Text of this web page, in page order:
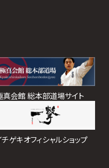
真会館 総本部道場サイト
チゲキオフィシャルショップ